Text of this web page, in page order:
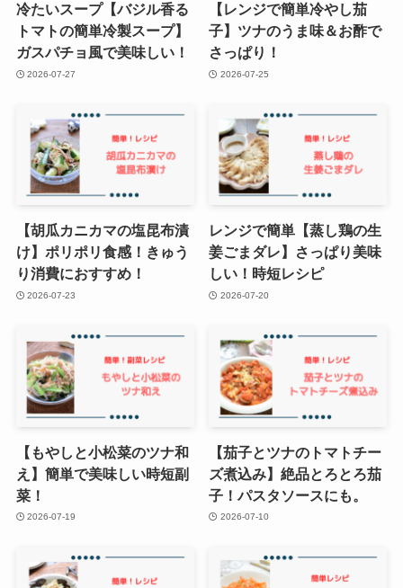
冷たいスープ【バジル香る
トマトの簡単冷製スープ】
ガスパチョ風で美味しい！
2026-07-27
【レンジで簡単冷やし茄
子】ツナのうま味＆お酢で
さっぱり！
2026-07-25
【胡瓜カニカマの塩昆布漬
け】ポリポリ食感！きゅう
り消費におすすめ！
2026-07-23
レンジで簡単【蒸し鶏の生
姜ごまダレ】さっぱり美味
しい！時短レシピ
2026-07-20
【もやしと小松菜のツナ和
え】簡単で美味しい時短副
菜！
2026-07-19
【茄子とツナのトマトチー
ズ煮込み】絶品とろとろ茄
子！パスタソースにも。
2026-07-10